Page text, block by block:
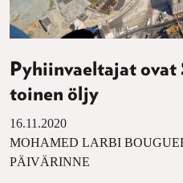
Pyhiinvaeltajat ovat
toinen öljy
16.11.2020
MOHAMED LARBI
PÄIVÄRINNE